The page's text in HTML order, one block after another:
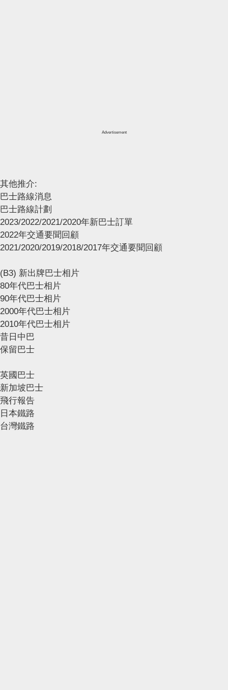
Advertisement
其他推介:
巴士路線消息
巴士路線計劃
2023/2022/2021/2020年新巴士訂單
2022年交通要聞回顧
2021/2020/2019/2018/2017年交通要聞回顧
(B3) 新出牌巴士相片
80年代巴士相片
90年代巴士相片
2000年代巴士相片
2010年代巴士相片
昔日中巴
保留巴士
英國巴士
新加坡巴士
飛行報告
日本鐵路
台灣鐵路